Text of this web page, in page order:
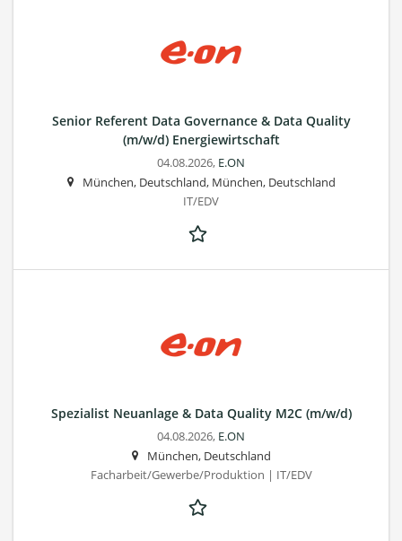
Senior Referent Data Governance & Data Quality
(m/w/d) Energiewirtschaft
04.08.2026, E.ON
München, Deutschland, München, Deutschland
IT/EDV
Spezialist Neuanlage & Data Quality M2C (m/w/d)
04.08.2026, E.ON
München, Deutschland
Facharbeit/Gewerbe/Produktion | IT/EDV